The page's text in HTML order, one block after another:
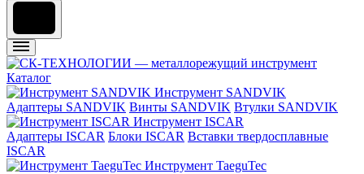
Каталог
Инструмент SANDVIK
Адаптеры SANDVIK Винты SANDVIK Втулки SANDVIK
Инструмент ISCAR
Адаптеры ISCAR Блоки ISCAR Вставки твердосплавные
ISCAR
Инструмент TaeguTec